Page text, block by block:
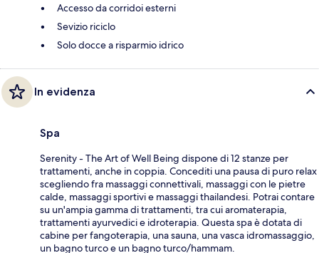
Accesso da corridoi esterni
Sevizio riciclo
Solo docce a risparmio idrico
In evidenza
Spa
Serenity - The Art of Well Being dispone di 12 stanze per
trattamenti, anche in coppia. Concediti una pausa di puro relax
scegliendo fra massaggi connettivali, massaggi con le pietre
calde, massaggi sportivi e massaggi thailandesi. Potrai contare
su un'ampia gamma di trattamenti, tra cui aromaterapia,
trattamenti ayurvedici e idroterapia. Questa spa è dotata di
cabine per fangoterapia, una sauna, una vasca idromassaggio,
un bagno turco e un bagno turco/hammam.